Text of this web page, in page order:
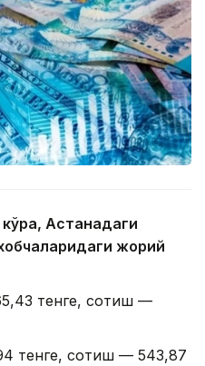
Астанадаги
жорий
тенге, сотиш —
тенге, сотиш — 543,87